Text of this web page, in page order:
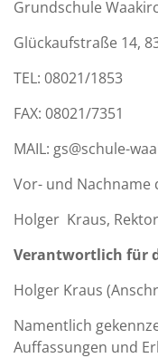
Grundschule
Glückaufstraße 14,
TEL: 08021/1853
FAX: 08021/7351
MAIL: gs@schule-
Vor- und
Holger Kraus, Rektor
Verantwortlich für
Holger Kraus
Namentlich
Auffassungen und